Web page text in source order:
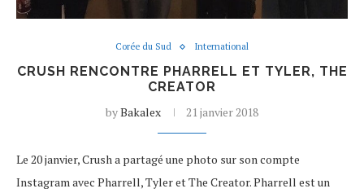
Corée du Sud International
CRUSH RENCONTRE PHARRELL ET TYLER, THE
CREATOR
byBakalex 21 janvier 2018
Le 20 janvier, Crush a partagé une photo sur son compte
Instagram avec Pharrell, Tyler et The Creator. Pharrell est un